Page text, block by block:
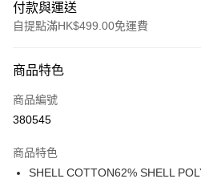
付款與運送
自提點滿HK$499.00免運費
信用卡
Apple Pay
AlipayHK
商品特色
商品編號
380545
商品特色
SHELL COTTON62% SHELL